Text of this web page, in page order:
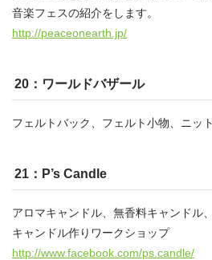
音楽フェスの紹介をします。
http://peaceonearth.jp/
20：ワールドバザール
フェルトバック、フェルト小物、ニッ
21：P’s Candle
アロマキャンドル、無香料キャンドル
キャンドル作りワークショップ
http://www.facebook.com/ps.candle/